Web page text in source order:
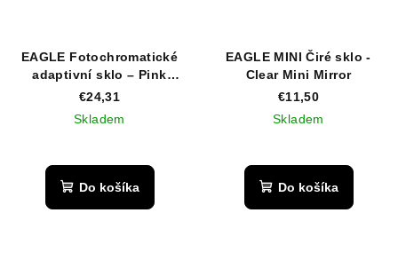
EAGLE Fotochromatické
adaptivní sklo – Pink
Mirror
€24,31
Skladem
Do košíka
EAGLE MINI Čiré sklo -
Clear Mini Mirror
€11,50
Skladem
Do košíka